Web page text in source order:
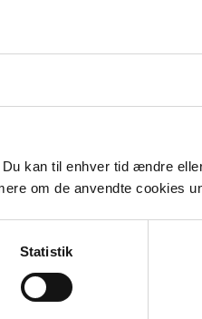
kan til enhver tid ændre
om de anvendte cookies
Statistik